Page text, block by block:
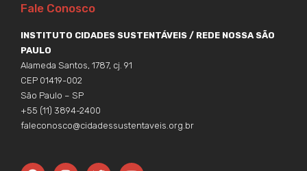
Fale Conosco
INSTITUTO CIDADES SUSTENTÁVEIS / REDE NOSSA SÃO
PAULO
Alameda Santos, 1787, cj. 91
CEP 01419-002
São Paulo – SP
+55 (11) 3894-2400
faleconosco@cidadessustentaveis.org.br
F I T Y